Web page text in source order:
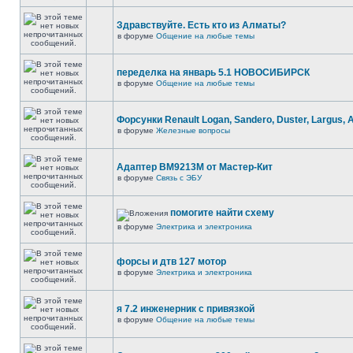
Здравствуйте. Есть кто из Алматы?
в форуме Общение на любые темы
переделка на январь 5.1 НОВОСИБИРСК
в форуме Общение на любые темы
Форсунки Renault Logan, Sandero, Duster, Largus,
в форуме Железные вопросы
Адаптер BM9213M от Мастер-Кит
в форуме Связь с ЭБУ
помогите найти схему
в форуме Электрика и электроника
форсы и дтв 127 мотор
в форуме Электрика и электроника
я 7.2 инженерник с привязкой
в форуме Общение на любые темы